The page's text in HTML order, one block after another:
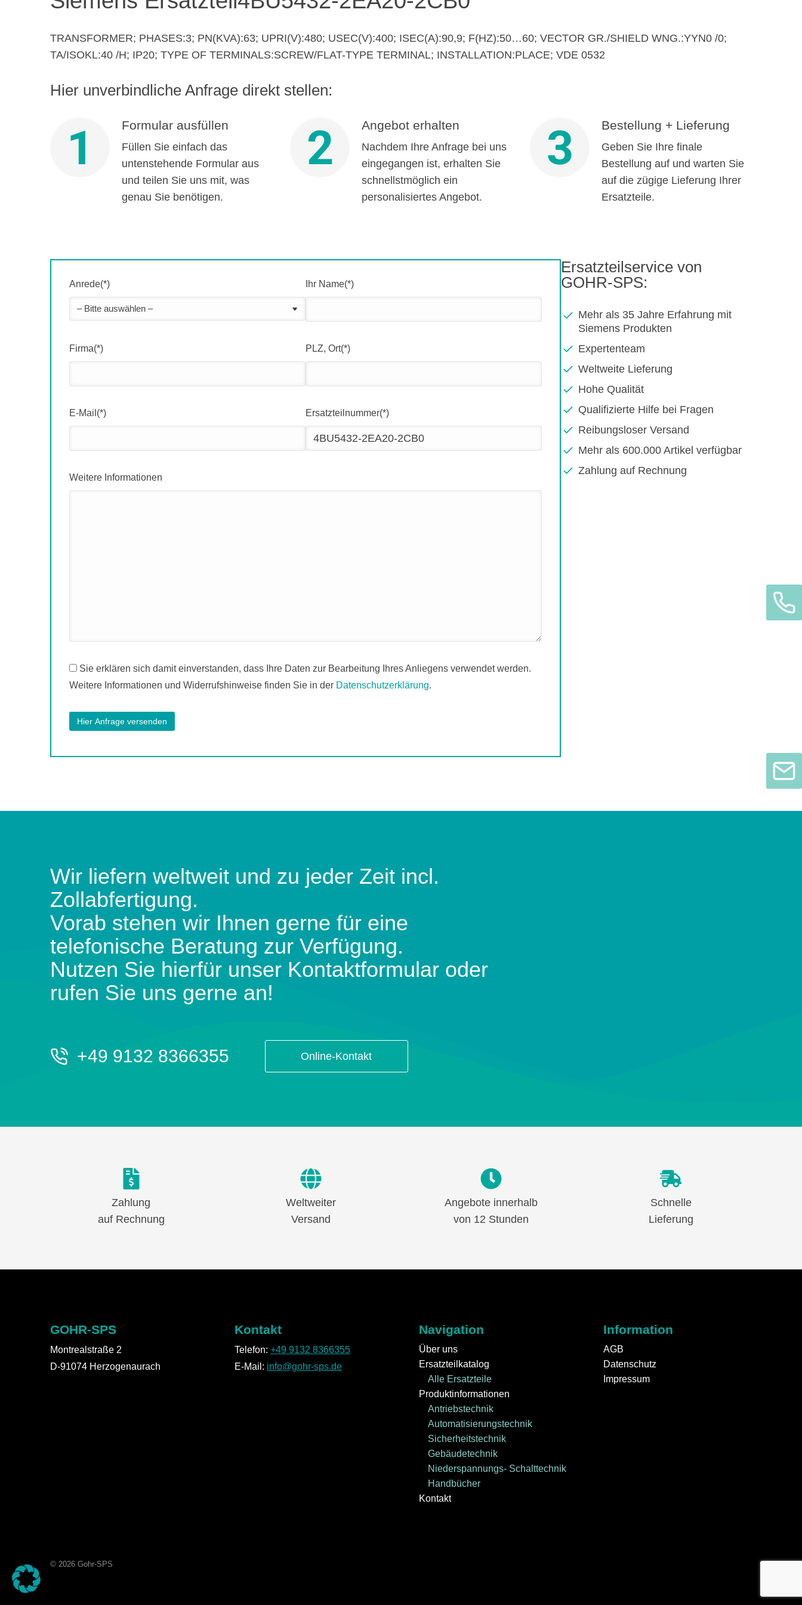
TRANSFORMER; PHASES:3; PN(KVA):63; UPRI(V):480; USEC(V):400; ISEC(A):90,9; F(HZ):50…60; VECTOR GR./SHIELD WNG.:YYN0 /0;
TA/ISOKL:40 /H; IP20; TYPE OF TERMINALS:SCREW/FLAT-TYPE TERMINAL; INSTALLATION:PLACE; VDE 0532
Hier unverbindliche Anfrage direkt stellen:
1 Formular ausfüllen
Füllen Sie einfach das
untenstehende Formular aus
und teilen Sie uns mit, was
genau Sie benötigen.
2 Angebot erhalten
Nachdem Ihre Anfrage bei uns
eingegangen ist, erhalten Sie
schnellstmöglich ein
personalisiertes Angebot.
3 Bestellung + Lieferung
Geben Sie Ihre finale
Bestellung auf und warten Sie
auf die zügige Lieferung Ihrer
Ersatzteile.
Anrede(*) Ihr Name(*)
Firma(*) PLZ, Ort(*)
E-Mail(*) Ersatzteilnummer(*)
Weitere Informationen
Sie erklären sich damit einverstanden, dass Ihre Daten zur Bearbeitung Ihres Anliegens verwendet werden.
Weitere Informationen und Widerrufshinweise finden Sie in der Datenschutzerklärung.
Ersatzteilservice von
GOHR-SPS:
Mehr als 35 Jahre Erfahrung mit
Siemens Produkten
Expertenteam
Weltweite Lieferung
Hohe Qualität
Qualifizierte Hilfe bei Fragen
Reibungsloser Versand
Mehr als 600.000 Artikel verfügbar
Zahlung auf Rechnung
Wir liefern weltweit und zu jeder Zeit incl.
Zollabfertigung.
Vorab stehen wir Ihnen gerne für eine
telefonische Beratung zur Verfügung.
Nutzen Sie hierfür unser Kontaktformular oder
rufen Sie uns gerne an!
+49 9132 8366355 Online-Kontakt
Zahlung
auf Rechnung
Weltweiter
Versand
Angebote innerhalb
von 12 Stunden
Schnelle
Lieferung
GOHR-SPS
Montrealstraße 2
D-91074 Herzogenaurach
Kontakt
Telefon: +49 9132 8366355
E-Mail: info@gohr-sps.de
Navigation
Über uns
Ersatzteilkatalog
Alle Ersatzteile
Produktinformationen
Antriebstechnik
Automatisierungstechnik
Sicherheitstechnik
Gebäudetechnik
Niederspannungs- Schalttechnik
Handbücher
Kontakt
Information
AGB
Datenschutz
Impressum
© 2026 Gohr-SPS